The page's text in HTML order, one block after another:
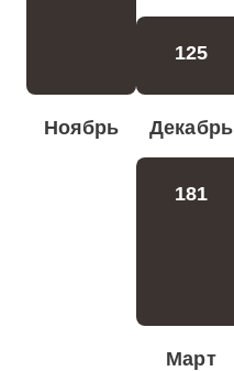
Ноябрь
125
Декабрь
181
Март